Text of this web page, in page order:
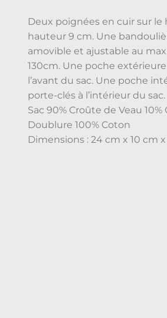
Deux poignées en cuir sur le
hauteur 9 cm. Une
amovible et ajustable au
130cm. Une poche
l’avant du sac. Une poche
porte-clés à l’intérieur du sac.
Sac 90% Croûte de Veau 10%
Doublure 100% Coton
Dimensions : 24 cm x 10 cm x